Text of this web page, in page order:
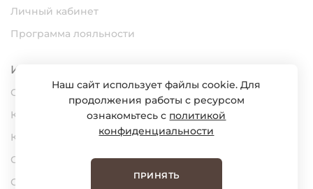
Личный кабинет
Программа лояльности
Информация
О нас
Карьера
Контакты
Статьи
Сертификаты
Наш сайт использует файлы cookie. Для
продолжения работы с ресурсом
ознакомьтесь с политикой
конфиденциальности
ПРИНЯТЬ